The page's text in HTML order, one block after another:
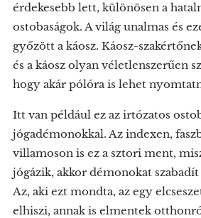
érdekesebb lett, különösen a
ostobaságok. A világ unalmas és
győzött a káosz. Káosz-
és a káosz olyan véletlenszerűen
hogy akár pólóra is lehet
Itt van például ez az irtózatos
jógadémonokkal. Az indexen,
villamoson is ez a sztori ment,
jógázik, akkor démonokat
Az, aki ezt mondta, az egy
elhiszi, annak is elmentek